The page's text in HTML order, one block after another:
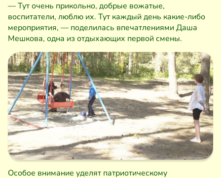
— Тут очень прикольно, добрые вожатые,
воспитатели, люблю их. Тут каждый день какие-либо
мероприятия, — поделилась впечатлениями Даша
Мешкова, одна из отдыхающих первой смены.
Особое внимание уделят патриотическому